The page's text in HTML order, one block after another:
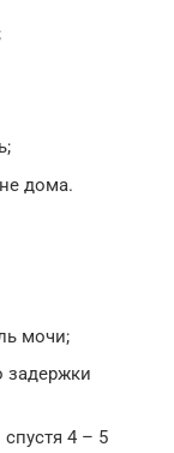
дома.
мочи;
задержки
4 – 5